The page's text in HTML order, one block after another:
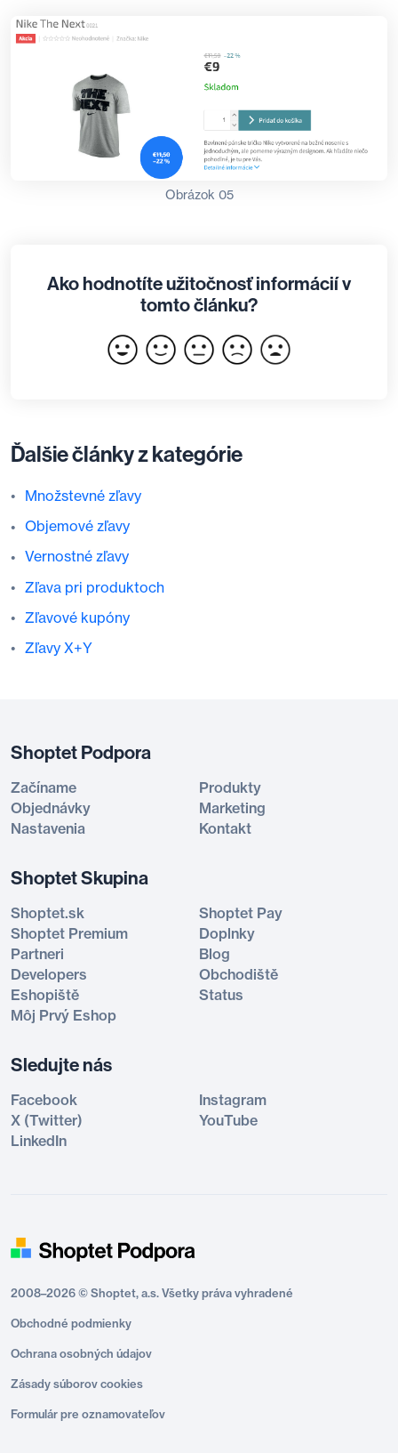
Obrázok 05
Ako hodnotíte užitočnosť informácií v
tomto článku?
Ďalšie články z kategórie
Množstevné zľavy
Objemové zľavy
Vernostné zľavy
Zľava pri produktoch
Zľavové kupóny
Zľavy X+Y
Shoptet Podpora
Začíname
Produkty
Objednávky
Marketing
Nastavenia
Kontakt
Shoptet Skupina
Shoptet.sk
Shoptet Pay
Shoptet Premium
Doplnky
Partneri
Blog
Developers
Obchodiště
Eshopiště
Status
Môj Prvý Eshop
Sledujte nás
Facebook
Instagram
X (Twitter)
YouTube
LinkedIn
2008–2026 © Shoptet, a.s. Všetky práva vyhradené
Obchodné podmienky
Ochrana osobných údajov
Zásady súborov cookies
Formulár pre oznamovateľov